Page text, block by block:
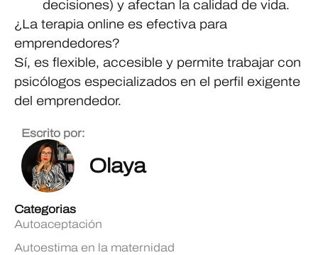
decisiones) y afectan la calidad de vida.
¿La terapia online es efectiva para
emprendedores?
Sí, es flexible, accesible y permite trabajar con
psicólogos especializados en el perfil exigente
del emprendedor.
Escrito por:
Olaya
Categorias
Autoaceptación
Autoestima en la maternidad